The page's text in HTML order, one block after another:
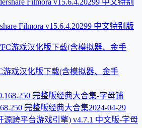
Filmora v15.6.4.20299 中文特别版
游戏汉化版下载(含模拟器、金手
完整版经典大合集2024-04-29